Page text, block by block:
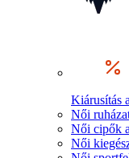
Kiárusítás
Női
Női cipők
Női